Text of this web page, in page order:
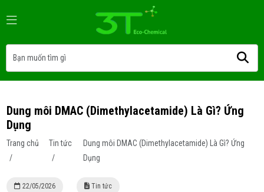
Dung môi DMAC (Dimethylacetamide) Là Gì? Ứng
Dụng
Trang chủ
/
Tin tức
/
Dung môi DMAC (Dimethylacetamide) Là Gì? Ứng
Dụng
22/05/2026 Tin tức